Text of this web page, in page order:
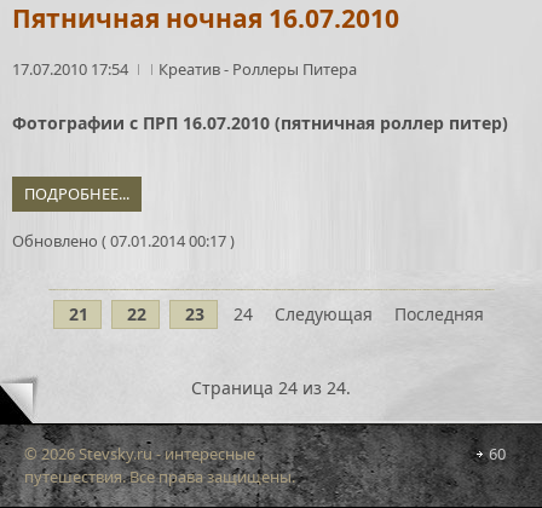
Пятничная ночная 16.07.2010
17.07.2010 17:54 Креатив- Роллеры Питера
Фотографии с ПРП 16.07.2010 (пятничная роллер питер)
ПОДРОБНЕЕ...
Обновлено ( 07.01.2014 00:17 )
21 22 23 24 Следующая Последняя
Страница 24 из 24.
60
© 2026 Stevsky.ru - интересные
путешествия. Все права защищены.